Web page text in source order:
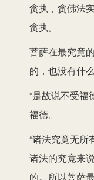
贪执，贪佛法
贪执。
菩萨在最究竟
的，也没有什
“是故说不受福
福德。
“诸法究竟无所
诸法的究竟来
的。所以菩萨